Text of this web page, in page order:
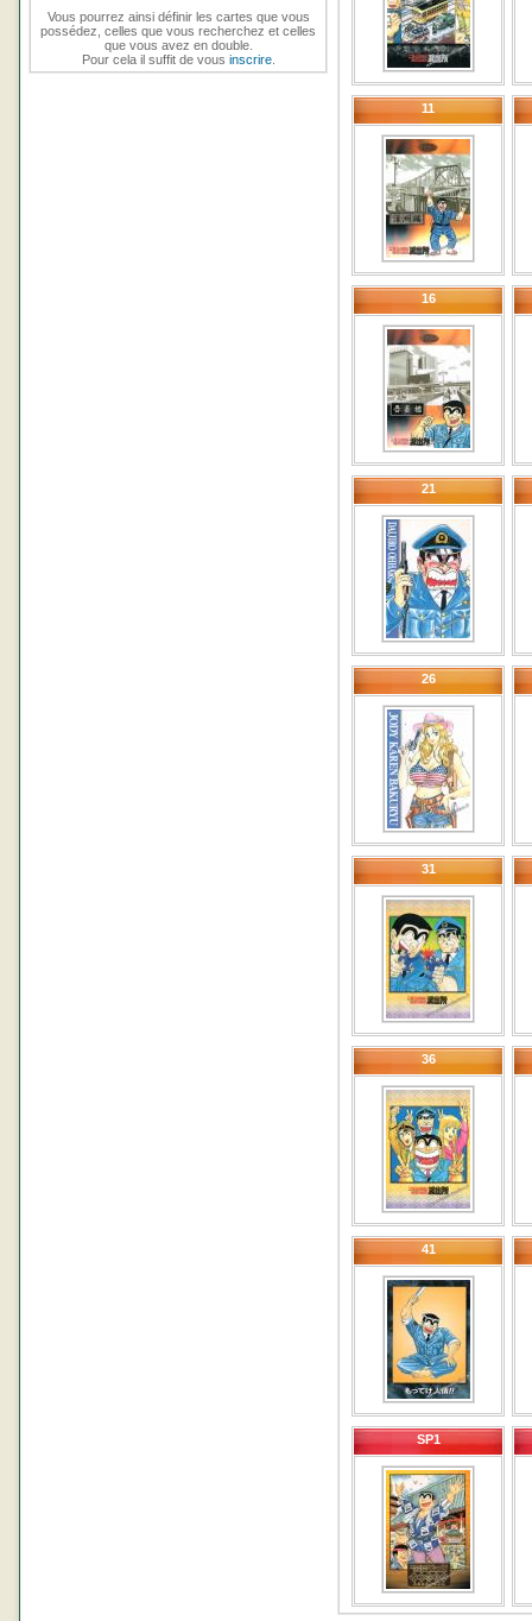
Vous pourrez ainsi définir les cartes que vous
possédez, celles que vous recherchez et celles
que vous avez en double.
Pour cela il suffit de vous inscrire.
11
16
21
26
31
36
41
SP1